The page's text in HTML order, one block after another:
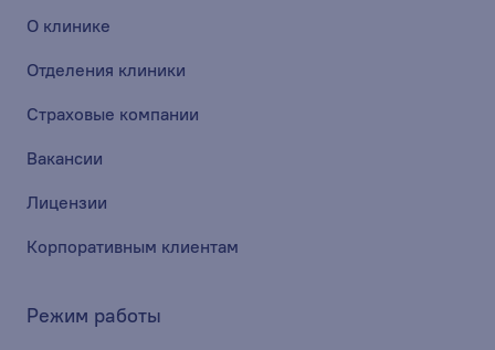
О клинике
Отделения клиники
Страховые компании
Вакансии
Лицензии
Корпоративным клиентам
Режим работы